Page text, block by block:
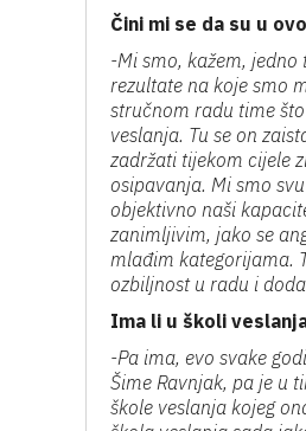
Čini mi se da su u
-Mi smo, kažem,
rezultate na koje smo
stručnom radu time
veslanja. Tu se on
zadržati tijekom cijele
osipavanja. Mi smo
objektivno naši
zanimljivim, jako se
mlađim kategorijama.
ozbiljnost u radu i
Ima li u školi
-Pa ima, evo svake
Šime Ravnjak, pa je u
škole veslanja kojeg